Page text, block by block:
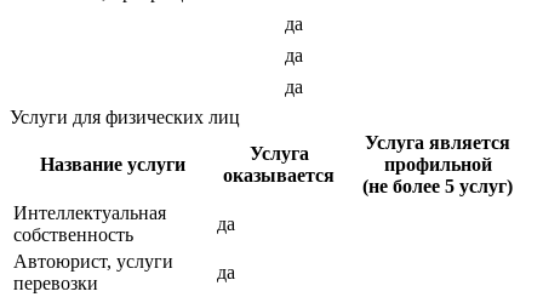
да
да
да
Услуги для физических лиц
Название услуги
Услуга
оказывается
Услуга является
профильной
(не более 5 услуг)
Интеллектуальная
собственность
да
Автоюрист, услуги
перевозки
да